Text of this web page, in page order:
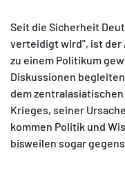
Seit die Sicherheit
verteidigt wird", ist der
zu einem Politikum
Diskussionen
dem
Krieges, seiner
kommen Politik und
bisweilen sogar
MATOMO
Statistik Cookies
Diese
unsere Besucher
Matomo